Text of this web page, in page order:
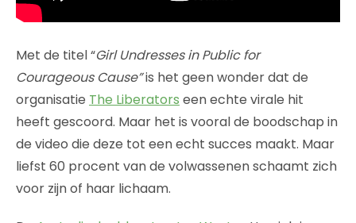
Met de titel “Girl Undresses in Public for
Courageous Cause”is het geen wonder dat de
organisatie The Liberators een echte virale hit
heeft gescoord. Maar het is vooral de boodschap in
de video die deze tot een echt succes maakt. Maar
liefst 60 procent van de volwassenen schaamt zich
voor zijn of haar lichaam.